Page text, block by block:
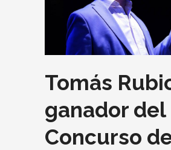
Tomás
ganador del
Concurso